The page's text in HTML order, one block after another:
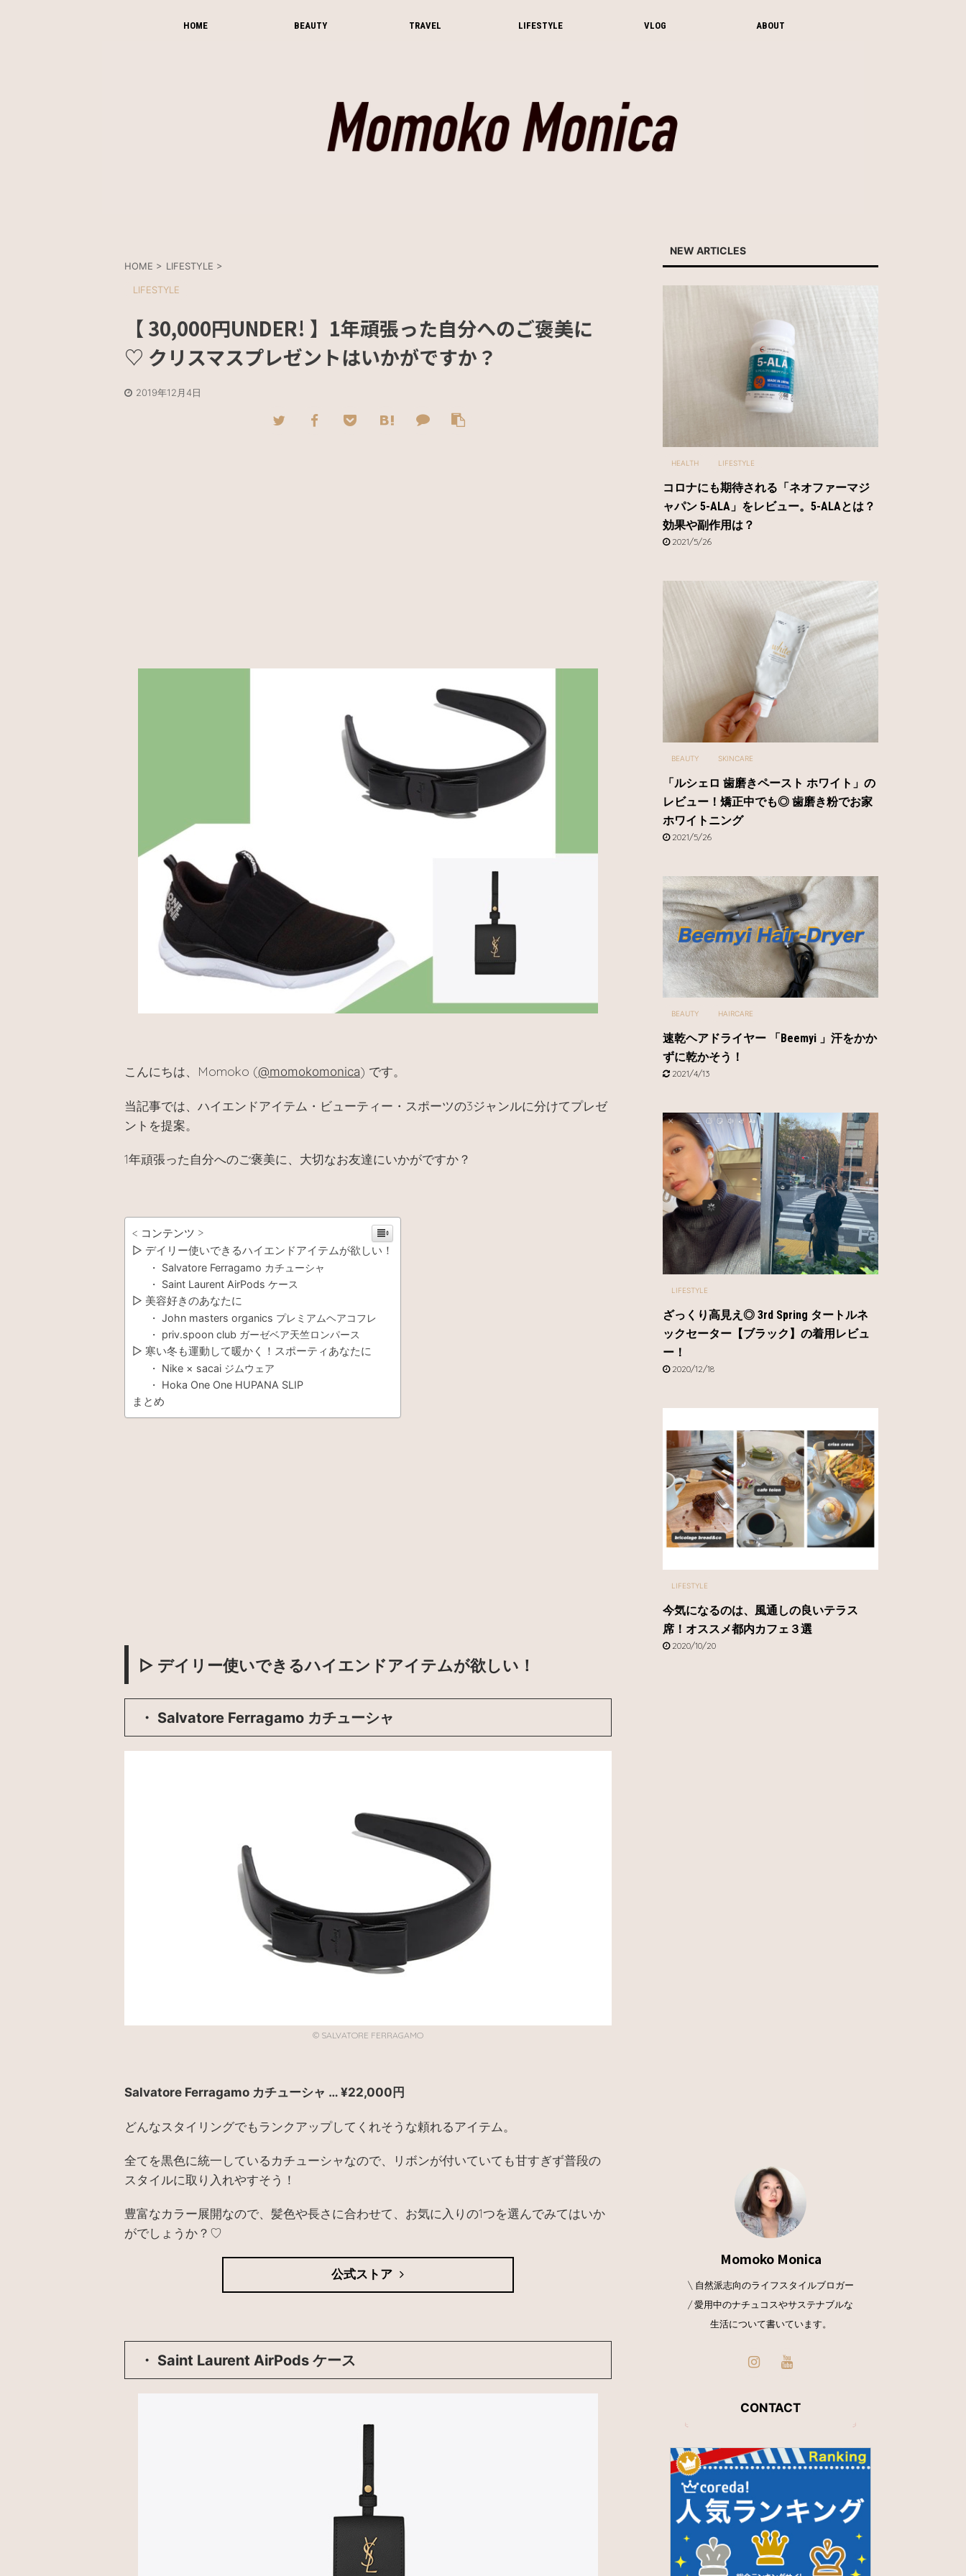
HOME BEAUTY TRAVEL LIFESTYLE VLOG ABOUT
HOME > LIFESTYLE >
LIFESTYLE
【 30,000円UNDER! 】1年頑張った自分へのご褒美に
♡ クリスマスプレゼントはいかがですか？
2019年12月4日
こんにちは、 Momoko (@momokomonica) です。
当記事では、ハイエンドアイテム・ビューティー・スポーツの3ジャンルに分けてプレゼ
ントを提案。
1年頑張った自分へのご褒美に、大切なお友達にいかがですか？
< コンテンツ >
▷ デイリー使いできるハイエンドアイテムが欲しい！
・ Salvatore Ferragamo カチューシャ
・ Saint Laurent AirPods ケース
▷ 美容好きのあなたに
・ John masters organics プレミアムヘアコフレ
・ priv.spoon club ガーゼベア天竺ロンパース
▷ 寒い冬も運動して暖かく！スポーティあなたに
・ Nike × sacai ジムウェア
・ Hoka One One HUPANA SLIP
まとめ
▷ デイリー使いできるハイエンドアイテムが欲しい！
・ Salvatore Ferragamo カチューシャ
© SALVATORE FERRAGAMO
Salvatore Ferragamo カチューシャ … ¥22,000円
どんなスタイリングでもランクアップしてくれそうな頼れるアイテム。
全てを黒色に統一しているカチューシャなので、リボンが付いていても甘すぎず普段の
スタイルに取り入れやすそう！
豊富なカラー展開なので、髪色や長さに合わせて、お気に入りの1つを選んでみてはいか
がでしょうか？♡
公式ストア
・ Saint Laurent AirPods ケース
NEW ARTICLES
HEALTH LIFESTYLE
コロナにも期待される「ネオファーマジ
ャパン 5-ALA」をレビュー。5-ALAとは？
効果や副作用は？
2021/5/26
BEAUTY SKINCARE
「ルシェロ 歯磨きペースト ホワイト」の
レビュー！矯正中でも◎ 歯磨き粉でお家
ホワイトニング
2021/5/26
BEAUTY HAIRCARE
速乾ヘアドライヤー 「Beemyi 」汗をかか
ずに乾かそう！
2021/4/13
LIFESTYLE
ざっくり高見え◎ 3rd Spring タートルネ
ックセーター【ブラック】の着用レビュ
ー！
2020/12/18
LIFESTYLE
今気になるのは、風通しの良いテラス
席！オススメ都内カフェ３選
2020/10/20
Momoko Monica
\ 自然派志向のライフスタイルブロガー
/ 愛用中のナチュコスやサステナブルな
生活について書いています。
CONTACT